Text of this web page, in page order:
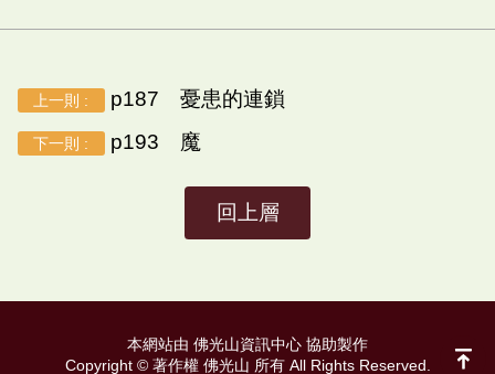
上一則 : p187 憂患的連鎖
下一則 : p193 魔
回上層
本網站由 佛光山資訊中心 協助製作
Copyright © 著作權 佛光山 所有 All Rights Reserved.